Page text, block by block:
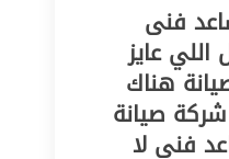
فنى
لكل اللي عايز
هناك
صيانة
فني لا